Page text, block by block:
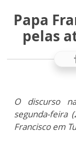
Papa
pelas
O discurso
segunda-feira
Francisco em